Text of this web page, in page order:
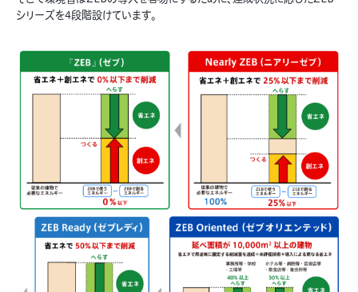
シリーズを4段階設けています。